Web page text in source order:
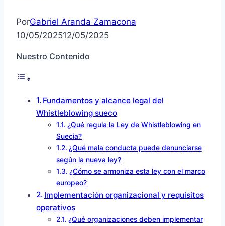
PorGabriel Aranda Zamacona
10/05/202512/05/2025
Nuestro Contenido
Fundamentos y alcance legal del
Whistleblowing sueco
¿Qué regula la Ley de Whistleblowing en
Suecia?
¿Qué mala conducta puede denunciarse
según la nueva ley?
¿Cómo se armoniza esta ley con el marco
europeo?
Implementación organizacional y requisitos
operativos
¿Qué organizaciones deben implementar